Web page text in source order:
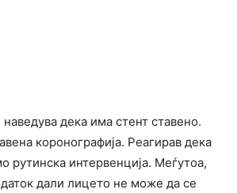
наведува дека има стент ставено.
коронографија. Реагирав дека
рутинска интервенција. Меѓутоа,
дали лицето не може да се